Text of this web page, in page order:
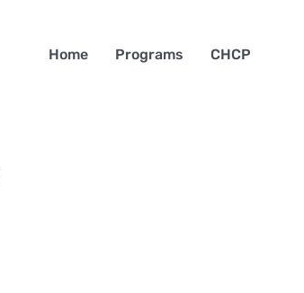
Home Programs CHCP